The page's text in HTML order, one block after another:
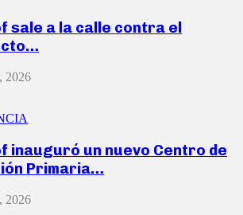
sale a la calle contra el
2026
inauguró un nuevo Centro de
Primaria…
2026